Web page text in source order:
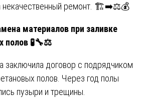
некачественный ремонт. 🏗️➡️⚖️💰
материалов при заливке
🧪🔧⚖️
заключила договор с подрядчиком
полов. Через год полы
пузыри и трещины.